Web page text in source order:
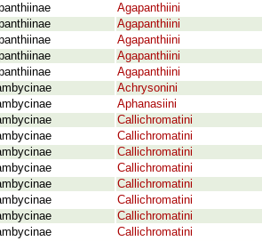
Agapanthiini
Agapanthiini
Agapanthiini
Agapanthiini
Agapanthiini
Achrysonini
Aphanasiini
Callichromatini
Callichromatini
Callichromatini
Callichromatini
Callichromatini
Callichromatini
Callichromatini
Callichromatini